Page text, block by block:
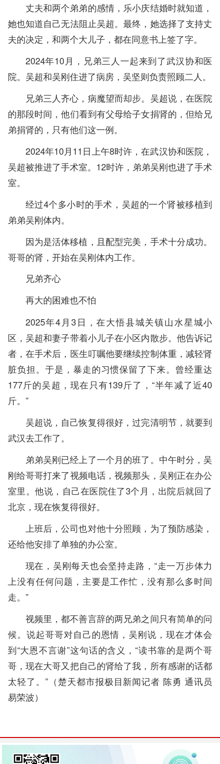
丈夫和两个弟弟的感情，乐小庆结婚时就知道，
她也知道自己无法阻止吴超。最终，她选择了支持丈
夫的决定，和两个大儿子，都在同意书上签了字。
2024年10月，兄弟三人一起来到了武汉协和医
院。吴超和吴刚住进了病房，吴坚则负责照顾二人。
兄弟三人齐心，病魔望而却步。吴超说，在医院
的那段时间，他们看到有父母给子女捐肾的，但给兄
弟捐肾的，只有他们这一例。
2024年10月11日上午8时许，在武汉协和医院，
吴超被推进了手术室。12时许，弟弟吴刚也进了手术
室。
经过4个多小时的手术，吴超的一个肾被移植到
弟弟吴刚体内。
因为是活体移植，且配型完美，手术十分成功。
哥哥的肾，开始在吴刚体内工作。
兄弟齐心
再大的困难也不怕
2025年4月3日，在大悟县城关镇山水星城小
区，吴超和妻子带着小儿子在小区内散步。他告诉记
者，在手术后，医生叮嘱他要继续控制体重，减轻肾
脏负担。于是，暴走的习惯保留了下来。曾经重达
177斤的吴超，现在只有139斤了，“半年减了近40
斤。”
吴超说，自己恢复得很好，过完清明节，就要到
武汉去工作了。
弟弟吴刚已经上了一个月的班了。中午时分，吴
刚给哥哥打来了视频电话，视频那头，吴刚正在办公
室里。他说，自己在医院住了3个月，出院后就回了
北京，现在恢复得很好。
上班后，公司也对他十分照顾，为了预防感染，
还给他安排了单独的办公室。
现在，吴刚每天也会坚持走路，“走一万步体力
上没有任何问题，主要是工作忙，没有那么多时间
走。”
视频里，都不善言辞的两兄弟之间只有简单的问
候。说起哥哥对自己的恩情，吴刚说，现在才体会
到“大恩不言谢”这句话的含义，“读书靠的是两个哥
哥，现在大哥又把自己的肾给了我，所有感谢的话都
太轻了。”（楚天都市报极目新闻记者 陈勇 通讯员
易荣波）